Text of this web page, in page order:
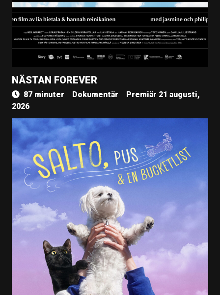
NÄSTAN FOREVER
87 minuter Dokumentär
Premiär 21 augusti,
2026